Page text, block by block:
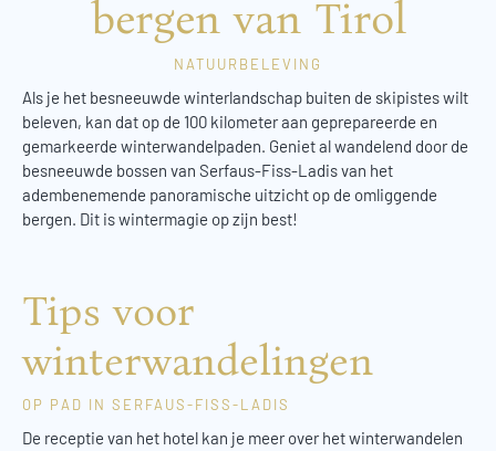
bergen van Tirol
NATUURBELEVING
Als je het besneeuwde winterlandschap buiten de skipistes wilt
beleven, kan dat op de 100 kilometer aan geprepareerde en
gemarkeerde winterwandelpaden. Geniet al wandelend door de
besneeuwde bossen van Serfaus-Fiss-Ladis van het
adembenemende panoramische uitzicht op de omliggende
bergen. Dit is wintermagie op zijn best!
Tips voor
winterwandelingen
OP PAD IN SERFAUS-FISS-LADIS
De receptie van het hotel kan je meer over het winterwandelen